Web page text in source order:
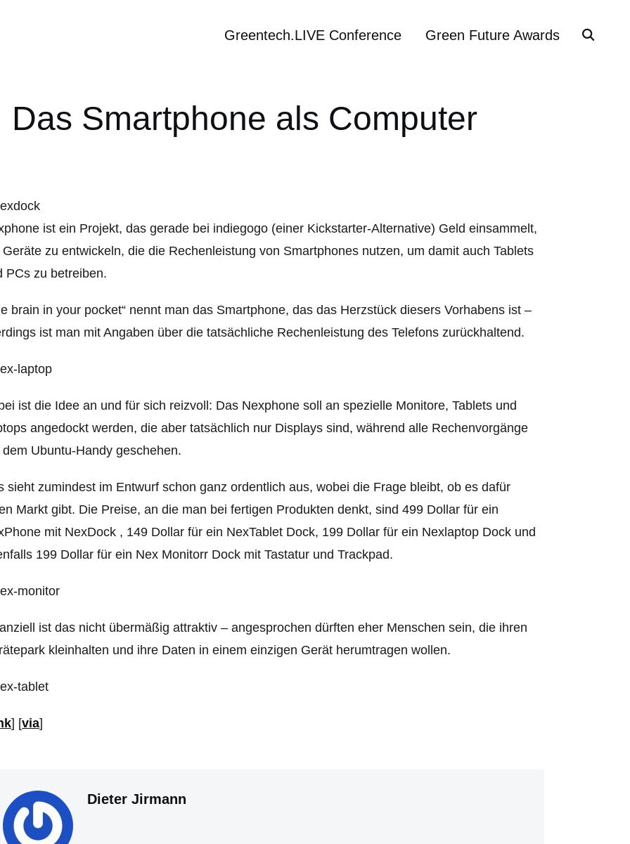
Greentech.LIVE Conference Green Future Awards
Das Smartphone als Computer
ist ein Projekt, das gerade bei indiegogo (einer Kickstarter-Alternative) Geld einsammelt,
Geräte zu entwickeln, die die Rechenleistung von Smartphones nutzen, um damit auch Tablets
PCs zu betreiben.
brain in your pocket“ nennt man das Smartphone, das das Herzstück diesers Vorhabens ist –
ist man mit Angaben über die tatsächliche Rechenleistung des Telefons zurückhaltend.
ist die Idee an und für sich reizvoll: Das Nexphone soll an spezielle Monitore, Tablets und
angedockt werden, die aber tatsächlich nur Displays sind, während alle Rechenvorgänge
dem Ubuntu-Handy geschehen.
sieht zumindest im Entwurf schon ganz ordentlich aus, wobei die Frage bleibt, ob es dafür
Markt gibt. Die Preise, an die man bei fertigen Produkten denkt, sind 499 Dollar für ein
mit NexDock , 149 Dollar für ein NexTablet Dock, 199 Dollar für ein Nexlaptop Dock und
199 Dollar für ein Nex Monitorr Dock mit Tastatur und Trackpad.
ist das nicht übermäßig attraktiv – angesprochen dürften eher Menschen sein, die ihren
kleinhalten und ihre Daten in einem einzigen Gerät herumtragen wollen.
] [via]
Dieter Jirmann